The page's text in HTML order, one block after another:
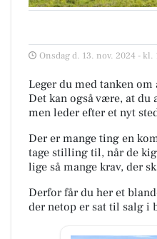
Onsdag d. 13. nov. 2024 - kl.
Leger du med tanken
Det kan også være, at
men leder efter et nyt
Der er mange ting en
tage stilling til, når de
lige så mange krav, der
Derfor får du her et
der netop er sat til salg i